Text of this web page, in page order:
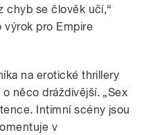
chyb se člověk učí,“
výrok pro Empire
na erotické thrillery
něco dráždivější. „Sex
Intimní scény jsou
v